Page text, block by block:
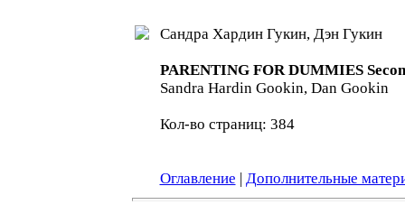
Сандра Хардин Гукин, Дэн Гукин
PARENTING FOR DUMMIES
Sandra Hardin Gookin, Dan Gookin
Кол-во страниц: 384
Оглавление | Дополнительные